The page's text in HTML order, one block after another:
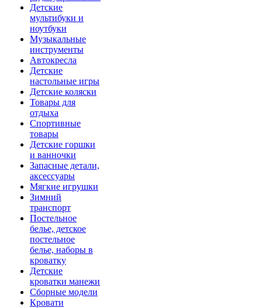
Детские
мультибуки и
ноутбуки
Музыкальные
инструменты
Автокресла
Детские
настольные игры
Детские коляски
Товары для
отдыха
Спортивные
товары
Детские горшки
и ванночки
Запасные детали,
аксессуары
Мягкие игрушки
Зимний
транспорт
Постельное
белье, детское
постельное
белье, наборы в
кроватку
Детские
кроватки манежи
Сборные модели
Кровати